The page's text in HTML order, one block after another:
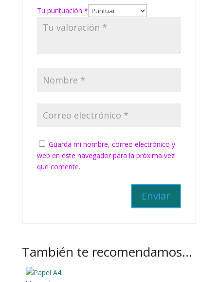
Tu puntuación *
Guarda mi nombre, correo electrónico y
web en este navegador para la próxima vez
que comente.
También te recomendamos…